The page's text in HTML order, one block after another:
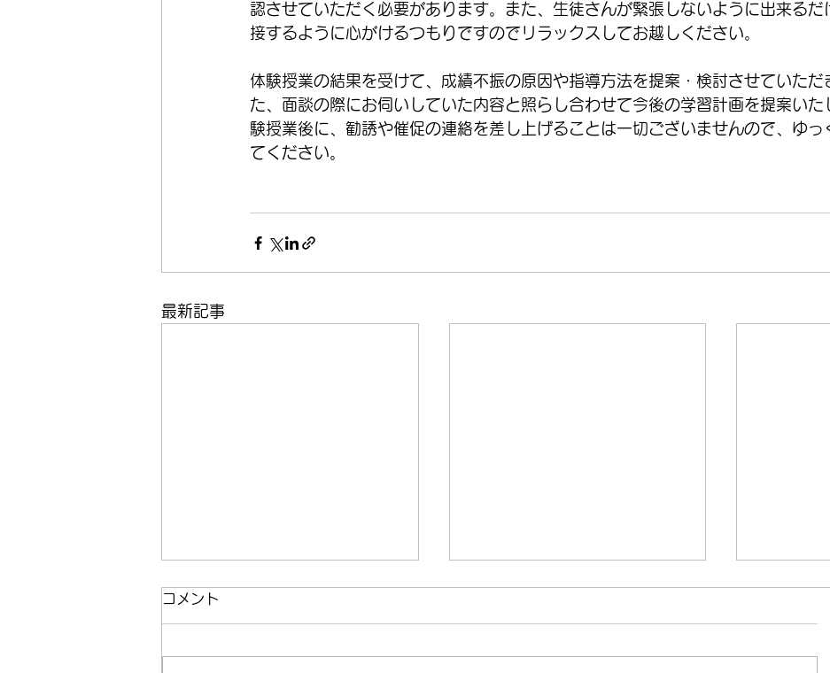
認させていただく必要があります。また、生徒さんが緊張しないように出来るだ
接するように心がけるつもりですのでリラックスしてお越しください。
体験授業の結果を受けて、成績不振の原因や指導方法を提案・検討させていただ
た、面談の際にお伺いしていた内容と照らし合わせて今後の学習計画を提案いた
験授業後に、勧誘や催促の連絡を差し上げることは一切ございませんので、ゆっ
てください。
最新記事
夏休みのお知らせ
はお休みとさせていただきます。
コメント